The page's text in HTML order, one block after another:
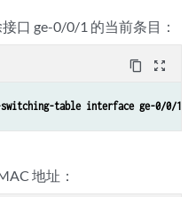
口 ge-0/0/1 的当前条目：
content_copy zoom_out_map
table interface ge-0/0/1
地址：